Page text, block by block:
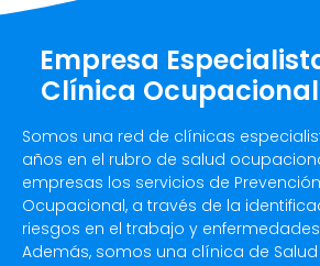
Empresa
Clínica Ocupacional
Somos una red de clínicas
años en el rubro de salud
empresas los servicios de
Ocupacional, a través de la
riesgos en el trabajo y
Además, somos una clínica de